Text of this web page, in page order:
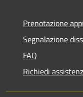
Prenotazione
Segnalazione
FAQ
Richiedi